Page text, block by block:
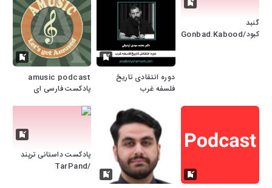
گنبد
کبود/Gonbad.Kabood
دوره انتقادی تاریخ
فلسفه غرب
amusic podcast
پادکست فارسی ای
پادکست داستانی ترپند
/TarPand